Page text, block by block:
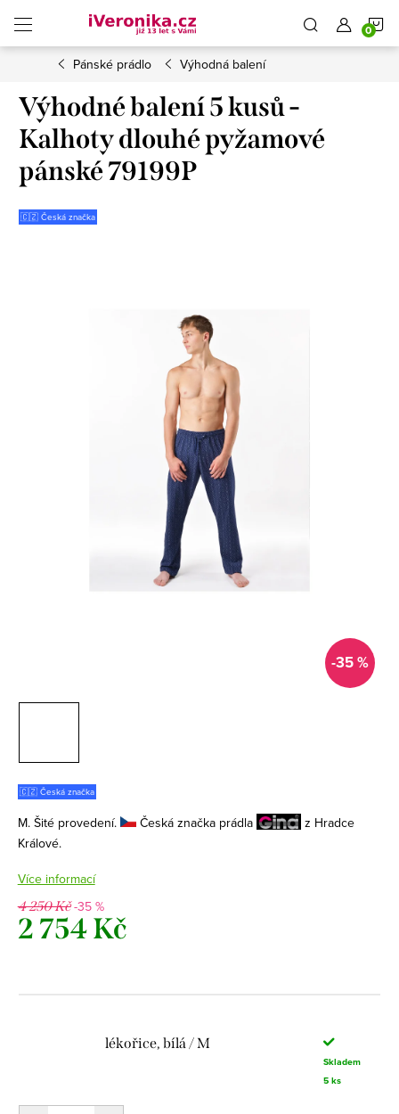
obsah
Pánské prádlo Výhodná balení
Výhodné balení 5 kusů -
Kalhoty dlouhé pyžamové
pánské 79199P
🇨🇿 Česká značka
-35 %
🇨🇿 Česká značka
M. Šité provedení. Česká značka prádla
z Hradce
Králové.
Více informací
4 250 Kč-35 %
2 754 Kč
lékořice, bílá / M
Skladem
5 ks